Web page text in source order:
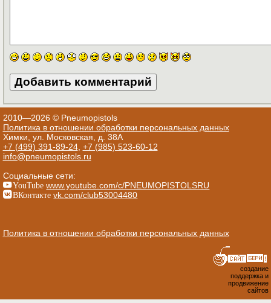
2010—2026 © Pneumopistols
Политика в отношении обработки персональных данных
Химки, ул. Московская, д. 38А
+7 (499) 391-89-24, +7 (985) 523-60-12
info@pneumopistols.ru
Социальные сети:
YouTube www.youtube.com/c/PNEUMOPISTOLSRU
ВКонтакте vk.com/club53004480
Политика в отношении обработки персональных данных
создание
поддержка и
продвижение
сайтов